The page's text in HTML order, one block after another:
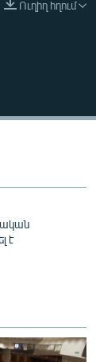
Ուղիղ հղում
է